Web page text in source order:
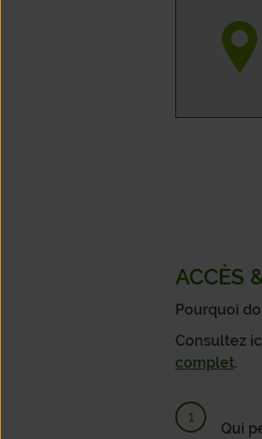
ACCÈS
Pourquoi
Consultez
complet.
Qui